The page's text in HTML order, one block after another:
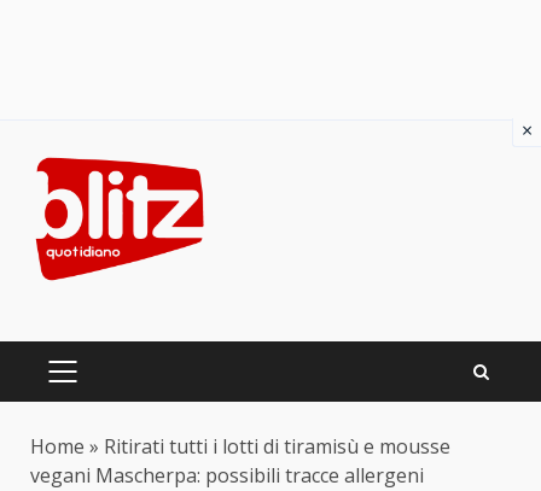
content
PRIMARY
Home » Ritirati tutti i lotti di tiramisù e mousse
vegani Mascherpa: possibili tracce allergeni
×